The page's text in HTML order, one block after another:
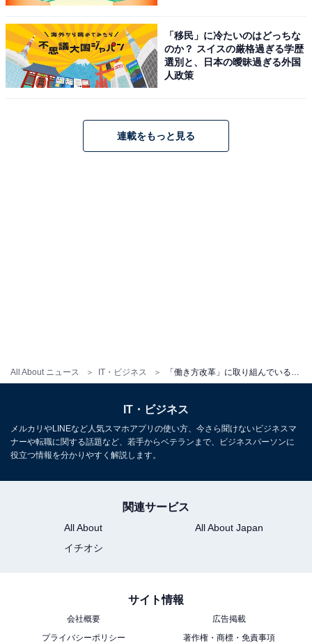
All About ニュース IT・ビジネス
「20代社員の定着のためには、残業の削減など働く環境の改善が不可欠」
「働き方改革」の推進により、解決を期待している課題
は「社員の定着における課題」が44.7％で最も多く、次
ける課題」（10.2％）が続きました。
「20代社員の定着のためには、残業の削減など働く環境
の改善が不可欠だと感じている」「『残業＝頑張ってい
醸成することで、業績向上にも繋げたい」などのコメン
トが見られました。
「移民」に冷たいのはどっちな
のか？ スイスの厳格過ぎる学歴
選別と、日本の曖昧過ぎる外国
人政策
連載をもっと見る
IT・ビジネス
メルカリやLINEなど人気スマホアプリの使い方、今さら聞けないビジネスマ
ナーや転職に関する話題など、若手からベテランまで、ビジネスパーソンに
役立つ情報を分かりやすく解説します。
関連サービス
All About
All About Japan
イチオシ
サイト情報
会社概要
広告掲載
プライバシーポリシー
著作権・商標・免責事項